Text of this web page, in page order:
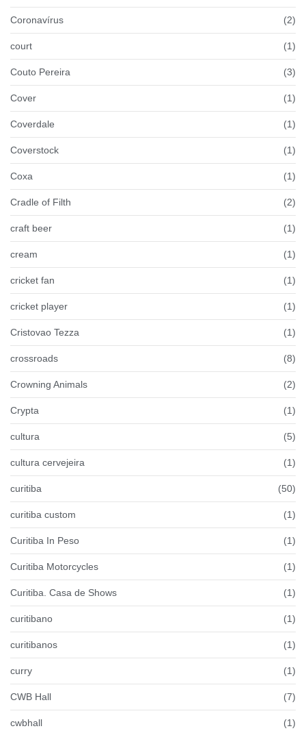
Coronavírus (2)
court (1)
Couto Pereira (3)
Cover (1)
Coverdale (1)
Coverstock (1)
Coxa (1)
Cradle of Filth (2)
craft beer (1)
cream (1)
cricket fan (1)
cricket player (1)
Cristovao Tezza (1)
crossroads (8)
Crowning Animals (2)
Crypta (1)
cultura (5)
cultura cervejeira (1)
curitiba (50)
curitiba custom (1)
Curitiba In Peso (1)
Curitiba Motorcycles (1)
Curitiba. Casa de Shows (1)
curitibano (1)
curitibanos (1)
curry (1)
CWB Hall (7)
cwbhall (1)